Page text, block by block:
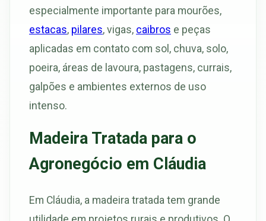
especialmente importante para mourões,
estacas, pilares, vigas, caibros e peças
aplicadas em contato com sol, chuva, solo,
poeira, áreas de lavoura, pastagens, currais,
galpões e ambientes externos de uso
intenso.
Madeira Tratada para o
Agronegócio em Cláudia
Em Cláudia, a madeira tratada tem grande